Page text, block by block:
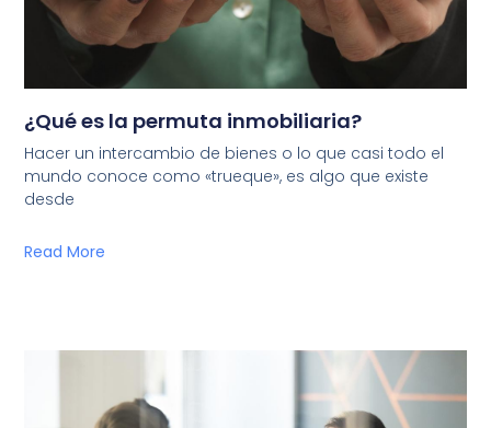
¿Qué es la permuta inmobiliaria?
Hacer un intercambio de bienes o lo que casi todo el
mundo conoce como «trueque», es algo que existe
desde
Read More